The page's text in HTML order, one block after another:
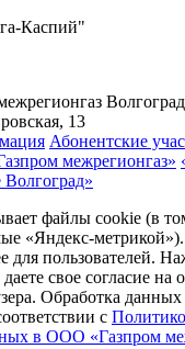
Каспий"
13
Абонентские
межрегионгаз»
Волгоград»
файлы cookie (в
«Яндекс-
для пользователей.
свое согласие на
Обработка данных
с
в ООО «Газпром